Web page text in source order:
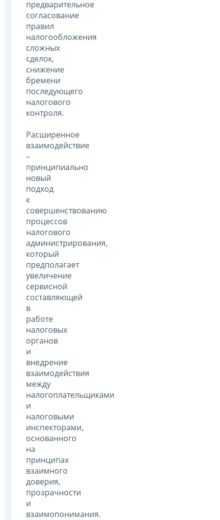
предварительное
согласование
правил
налогообложения
сложных
сделок,
снижение
бремени
последующего
налогового
контроля.
Расширенное
взаимодействие
–
принципиально
новый
подход
к
совершенствованию
процессов
налогового
администрирования,
который
предполагает
увеличение
сервисной
составляющей
в
работе
налоговых
органов
и
внедрение
взаимодействия
между
налогоплательщиками
и
налоговыми
инспекторами,
основанного
на
принципах
взаимного
доверия,
прозрачности
и
взаимопонимания.